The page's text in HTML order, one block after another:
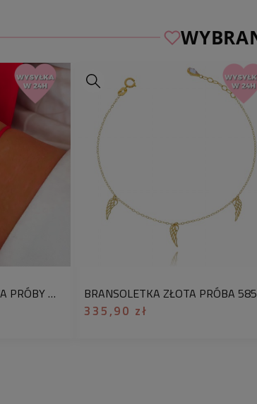
BRANSOLETKA 8 K ZŁOTA PRÓBY 333 JEDWABNA NIĆ DWA SERDUSZKA
335,90 zł